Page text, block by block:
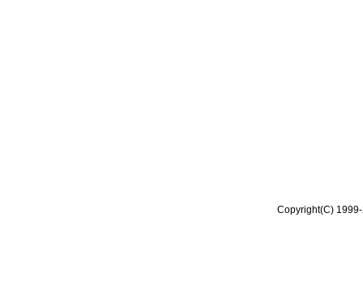
Copyright(C)